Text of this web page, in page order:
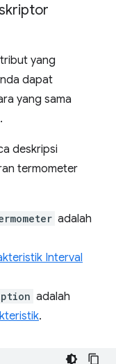
yang
dapat
yang sama
deskripsi
termometer
adalah
Interval
adalah
.